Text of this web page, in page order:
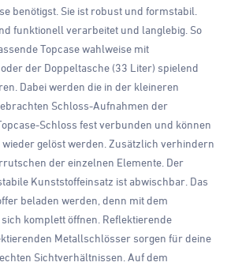
benötigst. Sie ist robust und formstabil.
funktionell verarbeitet und langlebig. So
Topcase wahlweise mit
der Doppeltasche (33 Liter) spielend
Dabei werden die in der kleineren
Schloss-Aufnahmen der
Schloss fest verbunden und können
gelöst werden. Zusätzlich verhindern
der einzelnen Elemente. Der
Kunststoffeinsatz ist abwischbar. Das
beladen werden, denn mit dem
komplett öffnen. Reflektierende
Metallschlösser sorgen für deine
Sichtverhältnissen. Auf dem